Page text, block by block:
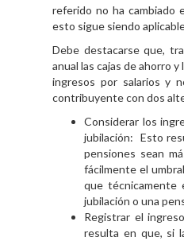
referido no ha cambiado
esto sigue siendo
Debe destacarse que,
anual las cajas de ahorro
ingresos por salarios y
contribuyente con dos
Considerar los
jubilación: Esto
pensiones sean
fácilmente el
que técnicamente
jubilación o una
Registrar el
resulta en que, si